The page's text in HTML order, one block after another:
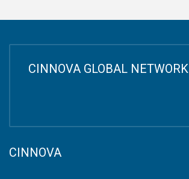
CINNOVA GLOBAL NETWORK
CINNOVA